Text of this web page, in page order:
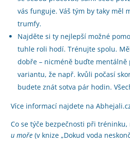
vás funguje. Váš tým by taky měl
trumfy.
Najděte si ty nejlepší možné
tuhle roli hodí. Trénujte spolu.
dobře – nicméně buďte
variantu, že např. kvůli počasí
budete znát sotva pár hodin.
Více informací najdete na
Co se týče bezpečnosti při
u moře (v knize „Dokud voda